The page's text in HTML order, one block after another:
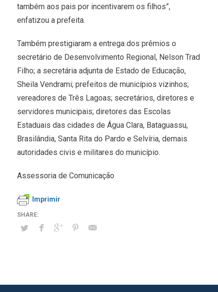
também aos pais por incentivarem os filhos”,
enfatizou a prefeita.
Também prestigiaram a entrega dos prêmios o
secretário de Desenvolvimento Regional, Nelson Trad
Filho; a secretária adjunta de Estado de Educação,
Sheila Vendrami; prefeitos de municípios vizinhos;
vereadores de Três Lagoas; secretários, diretores e
servidores municipais; diretores das Escolas
Estaduais das cidades de Água Clara, Bataguassu,
Brasilândia, Santa Rita do Pardo e Selvíria, demais
autoridades civis e militares do município.
Assessoria de Comunicação
Imprimir